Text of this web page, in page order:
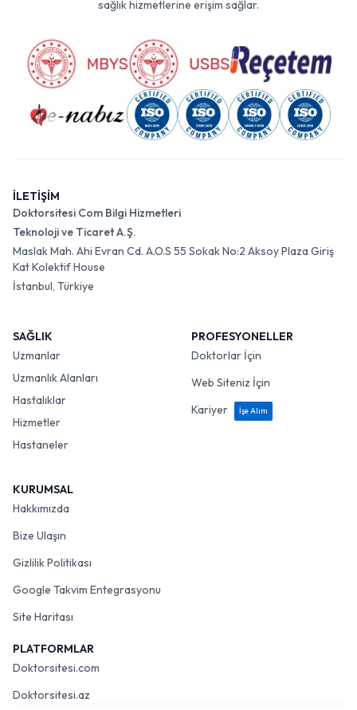
sağlık hizmetlerine erişim sağlar.
İLETİŞİM
Doktorsitesi Com Bilgi Hizmetleri
Teknoloji ve Ticaret A.Ş.
Maslak Mah. Ahi Evran Cd. A.O.S 55 Sokak No:2 Aksoy Plaza Giriş
Kat Kolektif House
İstanbul, Türkiye
SAĞLIK
Uzmanlar
Uzmanlık Alanları
Hastalıklar
Hizmetler
Hastaneler
PROFESYONELLER
Doktorlar İçin
Web Siteniz İçin
Kariyer
İşe Alım
KURUMSAL
Hakkımızda
Bize Ulaşın
Gizlilik Politikası
Google Takvim Entegrasyonu
Site Haritası
PLATFORMLAR
Doktorsitesi.com
Doktorsitesi.az